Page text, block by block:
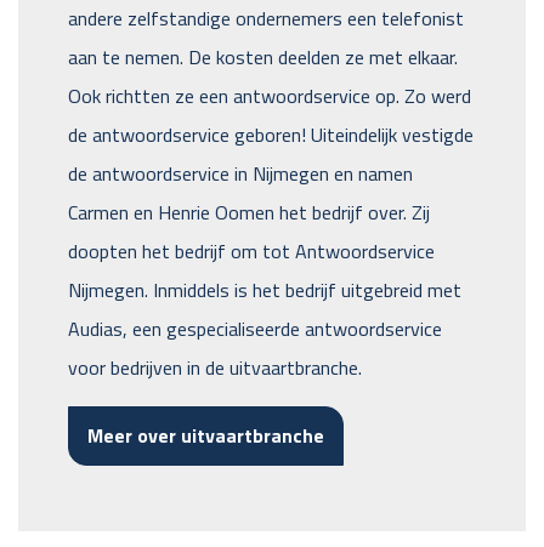
andere zelfstandige ondernemers een telefonist
aan te nemen. De kosten deelden ze met elkaar.
Ook richtten ze een antwoordservice op. Zo werd
de antwoordservice geboren! Uiteindelijk vestigde
de antwoordservice in Nijmegen en namen
Carmen en Henrie Oomen het bedrijf over. Zij
doopten het bedrijf om tot Antwoordservice
Nijmegen. Inmiddels is het bedrijf uitgebreid met
Audias, een gespecialiseerde antwoordservice
voor bedrijven in de uitvaartbranche.
Meer over uitvaartbranche